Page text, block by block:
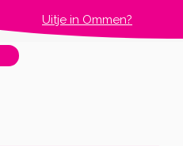
Uitje in Ommen?